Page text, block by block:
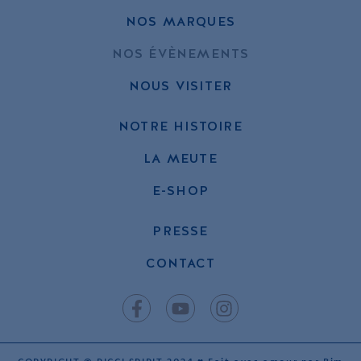
NOS MARQUES
NOS ÉVÈNEMENTS
NOUS VISITER
NOTRE HISTOIRE
LA MEUTE
E-SHOP
PRESSE
CONTACT